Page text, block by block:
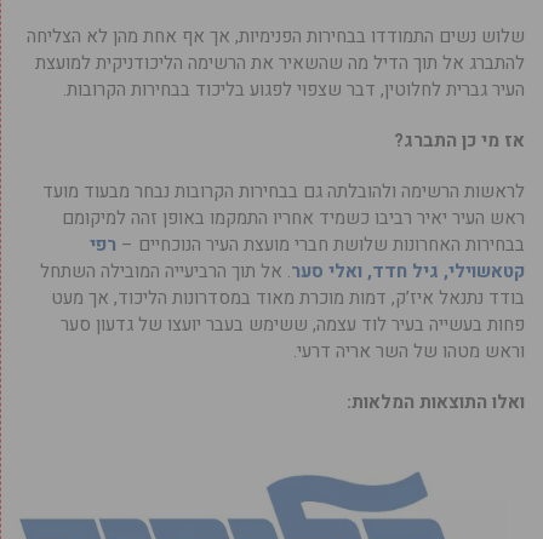
שלוש נשים התמודדו בבחירות הפנימיות, אך אף אחת מהן לא הצליחה
להתברג אל תוך הדיל מה שהשאיר את הרשימה הליכודניקית למועצת
העיר גברית לחלוטין, דבר שצפוי לפגוע בליכוד בבחירות הקרובות.
אז מי כן התברג?
לראשות הרשימה ולהובלתה גם בבחירות הקרובות נבחר מבעוד מועד
ראש העיר יאיר רביבו כשמיד אחריו התמקמו באופן זהה למיקומם
בבחירות האחרונות שלושת חברי מועצת העיר הנוכחיים – רפי
קטאשוילי, גיל חדד, ואלי סער. אל תוך הרביעייה המובילה השתחל
בודד נתנאל איז’ק, דמות מוכרת מאוד במסדרונות הליכוד, אך מעט
פחות בעשייה בעיר לוד עצמה, ששימש בעבר יועצו של גדעון סער
וראש מטהו של השר אריה דרעי.
ואלו התוצאות המלאות: